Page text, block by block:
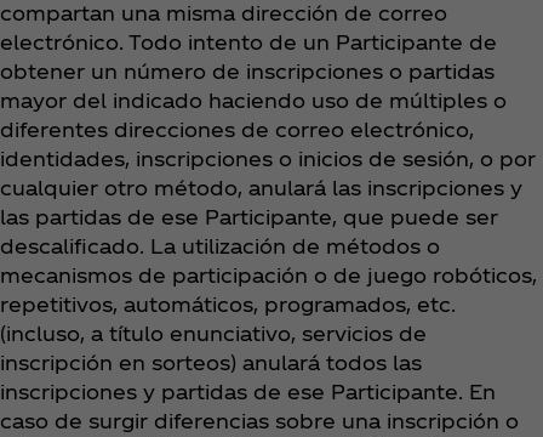
compartan una misma dirección de correo
electrónico. Todo intento de un Participante de
obtener un número de inscripciones o partidas
mayor del indicado haciendo uso de múltiples o
diferentes direcciones de correo electrónico,
identidades, inscripciones o inicios de sesión, o por
cualquier otro método, anulará las inscripciones y
las partidas de ese Participante, que puede ser
descalificado. La utilización de métodos o
mecanismos de participación o de juego robóticos,
repetitivos, automáticos, programados, etc.
(incluso, a título enunciativo, servicios de
inscripción en sorteos) anulará todos las
inscripciones y partidas de ese Participante. En
caso de surgir diferencias sobre una inscripción o